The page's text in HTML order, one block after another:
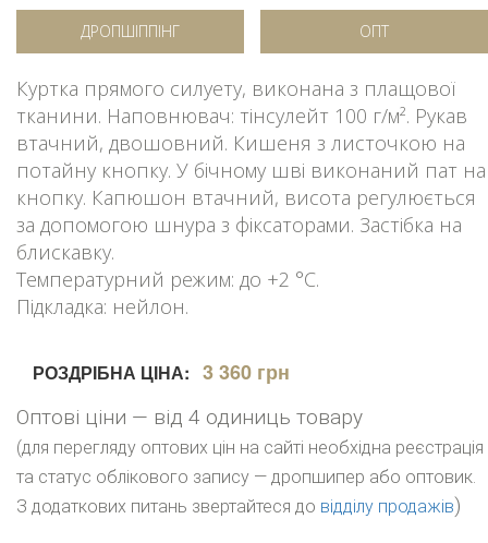
ДРОПШІППІНГ ОПТ
Куртка прямого силуету, виконана з плащової
тканини. Наповнювач: тінсулейт 100 г/м². Рукав
втачний, двошовний. Кишеня з листочкою на
потайну кнопку. У бічному шві виконаний пат на
кнопку. Капюшон втачний, висота регулюється
за допомогою шнура з фіксаторами. Застібка на
блискавку.
Температурний режим: до +2 °C.
Підкладка: нейлон.
РОЗДРІБНА ЦІНА: 3 360 грн
Оптові ціни — від 4 одиниць товару
(для перегляду оптових цін на сайті необхідна реєстрація
та статус облікового запису — дропшипер або оптовик.
З додаткових питань звертайтеся до відділу продажів)